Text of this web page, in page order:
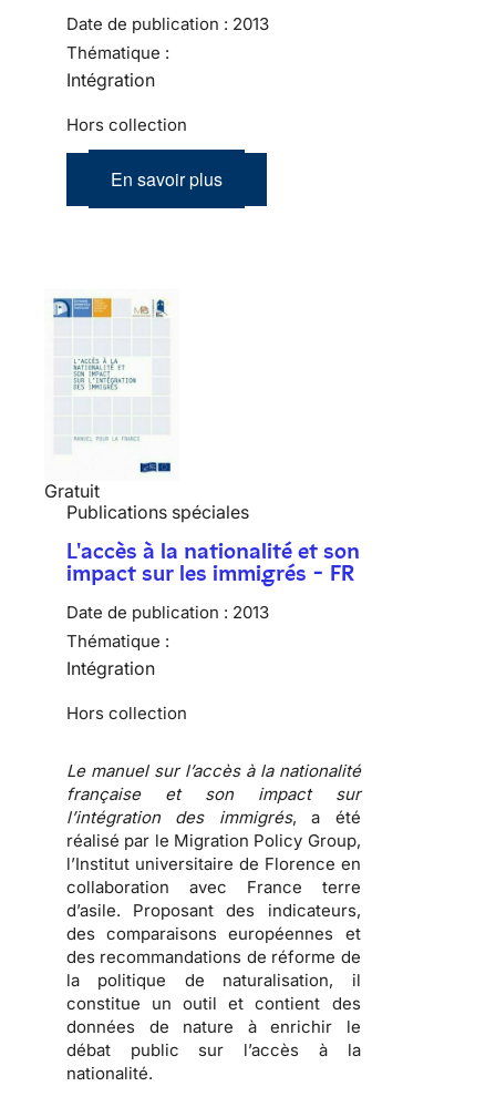
Date de publication : 2013
Thématique :
Intégration
Hors collection
En savoir plus
Gratuit
Publications spéciales
L'accès à la nationalité et son
impact sur les immigrés - FR
Date de publication : 2013
Thématique :
Intégration
Hors collection
Le manuel sur l’accès à la nationalité
française et son impact sur
l’intégration des immigrés, a été
réalisé par le Migration Policy Group,
l’Institut universitaire de Florence en
collaboration avec France terre
d’asile. Proposant des indicateurs,
des comparaisons européennes et
des recommandations de réforme de
la politique de naturalisation, il
constitue un outil et contient des
données de nature à enrichir le
débat public sur l’accès à la
nationalité.